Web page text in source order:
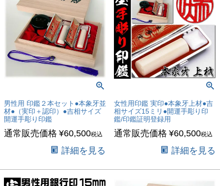
男性用 印鑑２本セット●本象牙並
材●（実印＋認印）●吉相サイズ
開運手彫り印鑑
通常販売価格 ¥60,500税込
詳細を見る
女性用印鑑 実印●本象牙上材●吉
相サイズ15ミリ●開運手彫り印
鑑/印鑑証明登録用
通常販売価格 ¥60,500税込
詳細を見る